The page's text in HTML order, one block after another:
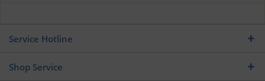
Service Hotline
Shop Service